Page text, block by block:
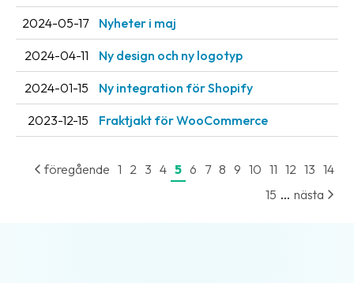
2024-05-17 Nyheter i maj
2024-04-11 Ny design och ny logotyp
2024-01-15 Ny integration för Shopify
2023-12-15 Fraktjakt för WooCommerce
föregående 1 2 3 4 5 6 7 8 9 10 11 12 13 14
15 ... nästa